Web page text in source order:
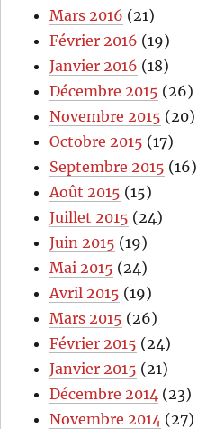
Mars 2016 (21)
Février 2016 (19)
Janvier 2016 (18)
Décembre 2015 (26)
Novembre 2015 (20)
Octobre 2015 (17)
Septembre 2015 (16)
Août 2015 (15)
Juillet 2015 (24)
Juin 2015 (19)
Mai 2015 (24)
Avril 2015 (19)
Mars 2015 (26)
Février 2015 (24)
Janvier 2015 (21)
Décembre 2014 (23)
Novembre 2014 (27)